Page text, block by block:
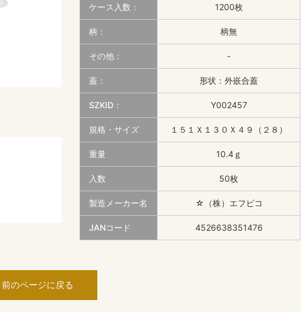
ケース入数： 1200枚
柄： 柄無
その他： -
蓋： 形状：外嵌合蓋
SZKID： Y002457
規格・サイズ １５１Ｘ１３０Ｘ４９（２８）
重量 10.4ｇ
入数 50枚
製造メーカー名 ☆（株）エフピコ
JANコード 4526638351476
前のページに戻る